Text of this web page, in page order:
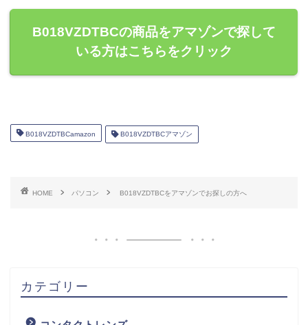
B018VZDTBCの商品をアマゾンで探して
いる方はこちらをクリック
B018VZDTBCamazon B018VZDTBCアマゾン
HOME パソコン B018VZDTBCをアマゾンでお探しの方へ
カテゴリー